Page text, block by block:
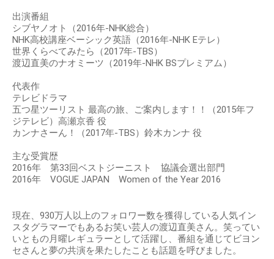
出演番組
シブヤノオト（2016年-NHK総合）
NHK高校講座ベーシック英語（2016年-NHK Eテレ）
世界くらべてみたら（2017年-TBS）
渡辺直美のナオミーツ（2019年-NHK BSプレミアム）
代表作
テレビドラマ
五つ星ツーリスト 最高の旅、ご案内します！！（2015年フ
ジテレビ）高瀬京香 役
カンナさーん！（2017年-TBS）鈴木カンナ 役
主な受賞歴
2016年 第33回ベストジーニスト 協議会選出部門
2016年 VOGUE JAPAN Women of the Year 2016
現在、930万人以上のフォロワー数を獲得している人気イン
スタグラマーでもあるお笑い芸人の渡辺直美さん。笑ってい
いともの月曜レギュラーとして活躍し、番組を通じてビヨン
セさんと夢の共演を果たしたことも話題を呼びました。